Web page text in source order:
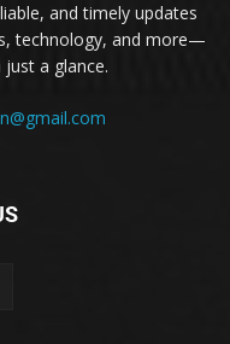
and timely updates
technology, and more—
a glance.